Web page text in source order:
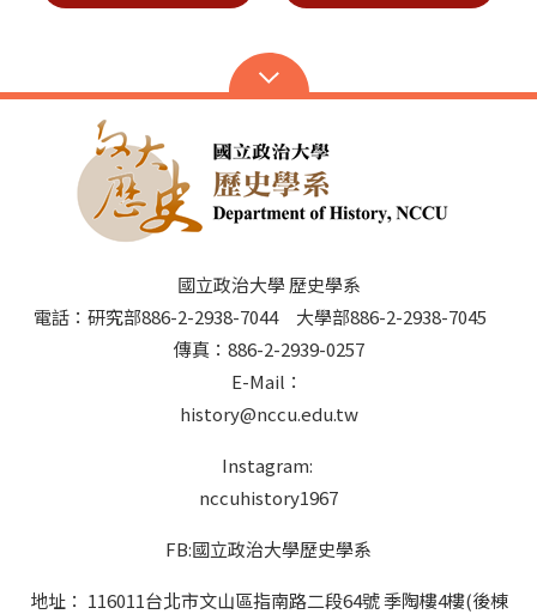
國立政治大學 歷史學系
電話：研究部886-2-2938-7044 大學部886-2-2938-7045
傳真：886-2-2939-0257
E-Mail：
history@nccu.edu.tw
Instagram:
nccuhistory1967
FB:國立政治大學歷史學系
地址： 116011台北市文山區指南路二段64號 季陶樓4樓(後棟